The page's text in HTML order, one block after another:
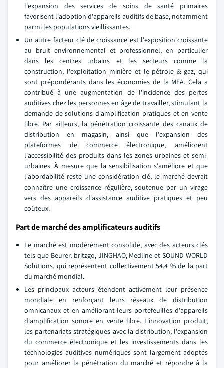
l'expansion des services de soins de santé primaires
favorisent l'adoption d'appareils auditifs de base, notamment
parmi les populations vieillissantes.
Un autre facteur clé de croissance est l'exposition croissante
au bruit environnemental et professionnel, en particulier
dans les centres urbains et les secteurs comme la
construction, l'exploitation minière et le pétrole & gaz, qui
sont prépondérants dans les économies de la MEA. Cela a
contribué à une augmentation de l'incidence des pertes
auditives chez les personnes en âge de travailler, stimulant la
demande de solutions d'amplification pratiques et en vente
libre. Par ailleurs, la pénétration croissante des canaux de
distribution en magasin, ainsi que l'expansion des
plateformes de commerce électronique, améliorent
l'accessibilité des produits dans les zones urbaines et semi-
urbaines. À mesure que la sensibilisation s'améliore et que
l'abordabilité reste une considération clé, le marché devrait
connaître une croissance régulière, soutenue par un virage
vers des appareils d'assistance auditive pratiques et peu
coûteux.
Part de marché des amplificateurs auditifs
Le marché est modérément consolidé, avec des acteurs clés
tels que Beurer, britzgo, JINGHAO, Medline et SOUND WORLD
Solutions, qui représentent collectivement 54,4 % de la part
du marché mondial.
Les principaux acteurs étendent activement leur présence
mondiale en renforçant leurs réseaux de distribution
omnicanaux et en améliorant leurs portefeuilles d'appareils
d'amplification sonore en vente libre. L'innovation produit,
les partenariats stratégiques avec la distribution, l'expansion
du commerce électronique et les investissements dans les
technologies auditives numériques sont largement adoptés
pour améliorer la pénétration du marché et répondre à la